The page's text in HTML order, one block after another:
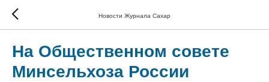
Новости Журнала Сахар
На Общественном совете
Минсельхоза России